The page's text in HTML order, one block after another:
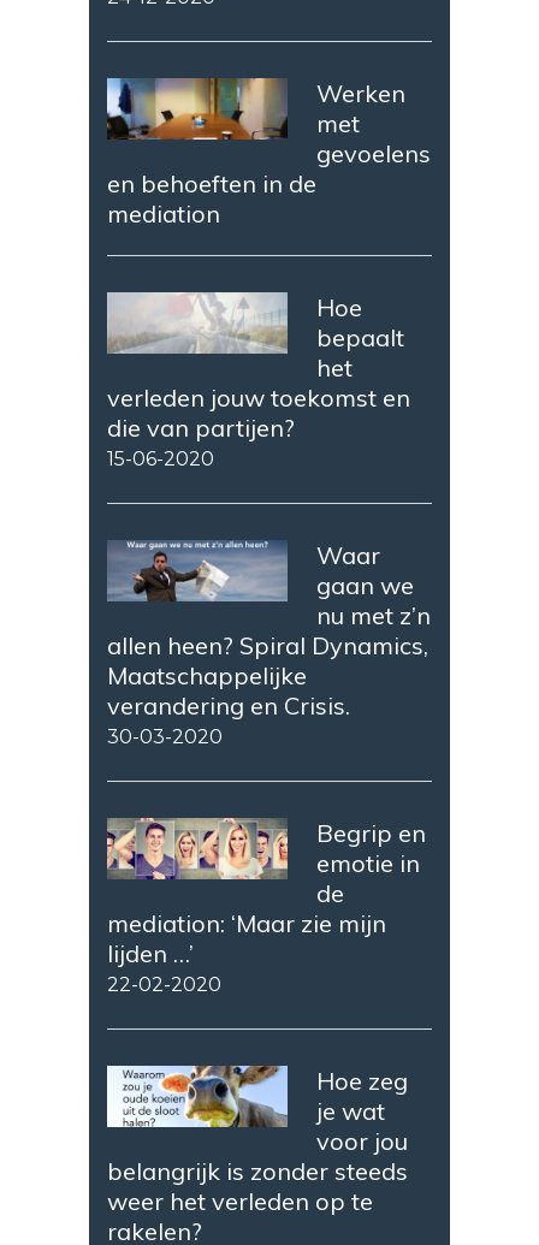
Werken
met
gevoelens
en behoeften in de
mediation
Hoe
bepaalt
het
verleden jouw toekomst en
die van partijen?
15-06-2020
Waar
gaan we
nu met z’n
allen heen? Spiral Dynamics,
Maatschappelijke
verandering en Crisis.
30-03-2020
Begrip en
emotie in
de
mediation: ‘Maar zie mijn
lijden …’
22-02-2020
Hoe zeg
je wat
voor jou
belangrijk is zonder steeds
weer het verleden op te
rakelen?